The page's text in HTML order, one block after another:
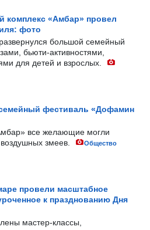
комплекс «Амбар» провел
фото
большой семейный
бьюти-активностями,
для детей и взрослых.
фестиваль «Дофамин
все желающие могли
змеев.
Общество
провели масштабное
к празднованию Дня
мастер-классы,